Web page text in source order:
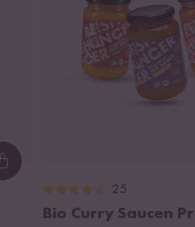
Loading...
25
Bio Curry Saucen